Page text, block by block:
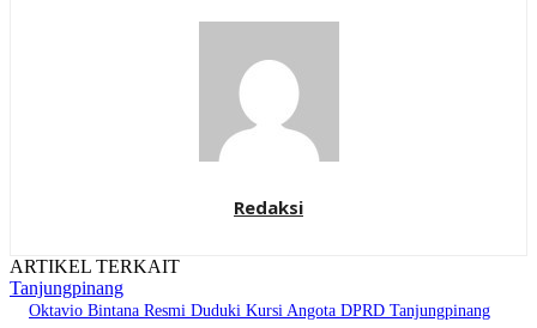
Redaksi
ARTIKEL TERKAIT
Tanjungpinang
Oktavio Bintana Resmi Duduki Kursi Angota DPRD Tanjungpinang